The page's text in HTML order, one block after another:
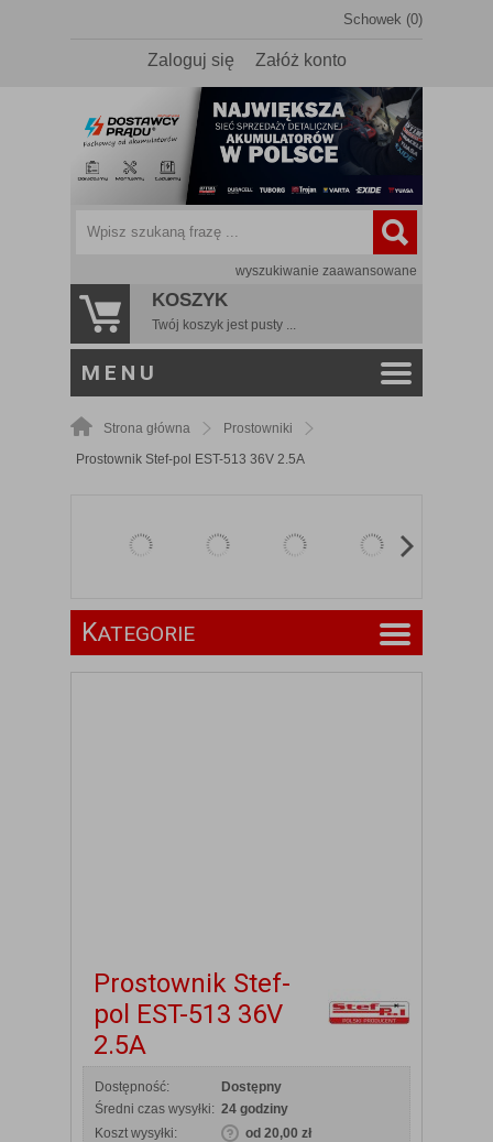
Schowek (0)
Zaloguj się Załóż konto
wyszukiwanie zaawansowane
KOSZYK
Twój koszyk jest pusty ...
MENU
Strona główna
Prostowniki
Prostownik Stef-pol EST-513 36V 2.5A
KATEGORIE
Prostownik Stef-
pol EST-513 36V
2.5A
Dostępność:
Dostępny
Średni czas wysyłki: 24 godziny
Koszt wysyłki:
od 20,00 zł